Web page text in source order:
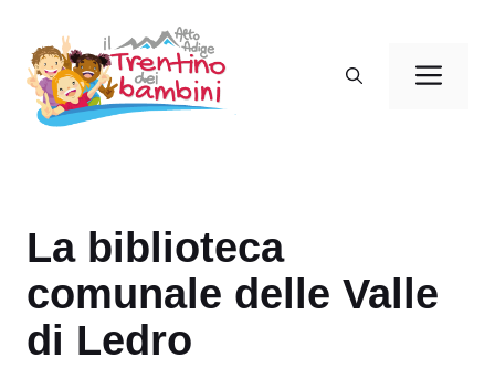
contenuto
La biblioteca
comunale delle Valle
di Ledro